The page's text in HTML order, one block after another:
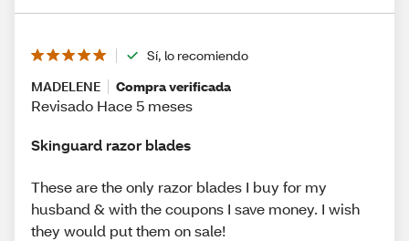
Sí, lo recomiendo
MADELENE
Compra verificada
Revisado Hace 5 meses
Skinguard razor blades
These are the only razor blades I buy for my
husband & with the coupons I save money. I wish
they would put them on sale!